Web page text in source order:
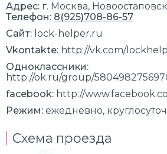
Адрес: г. Москва,
Телефон: 8(925)708-86-57
Сайт: lock-helper.ru
Vkontakte: http://vk.com/
Одноклассники:
http://ok.ru/group/
facebook: http://
Режим: ежедневно,
Схема проезда